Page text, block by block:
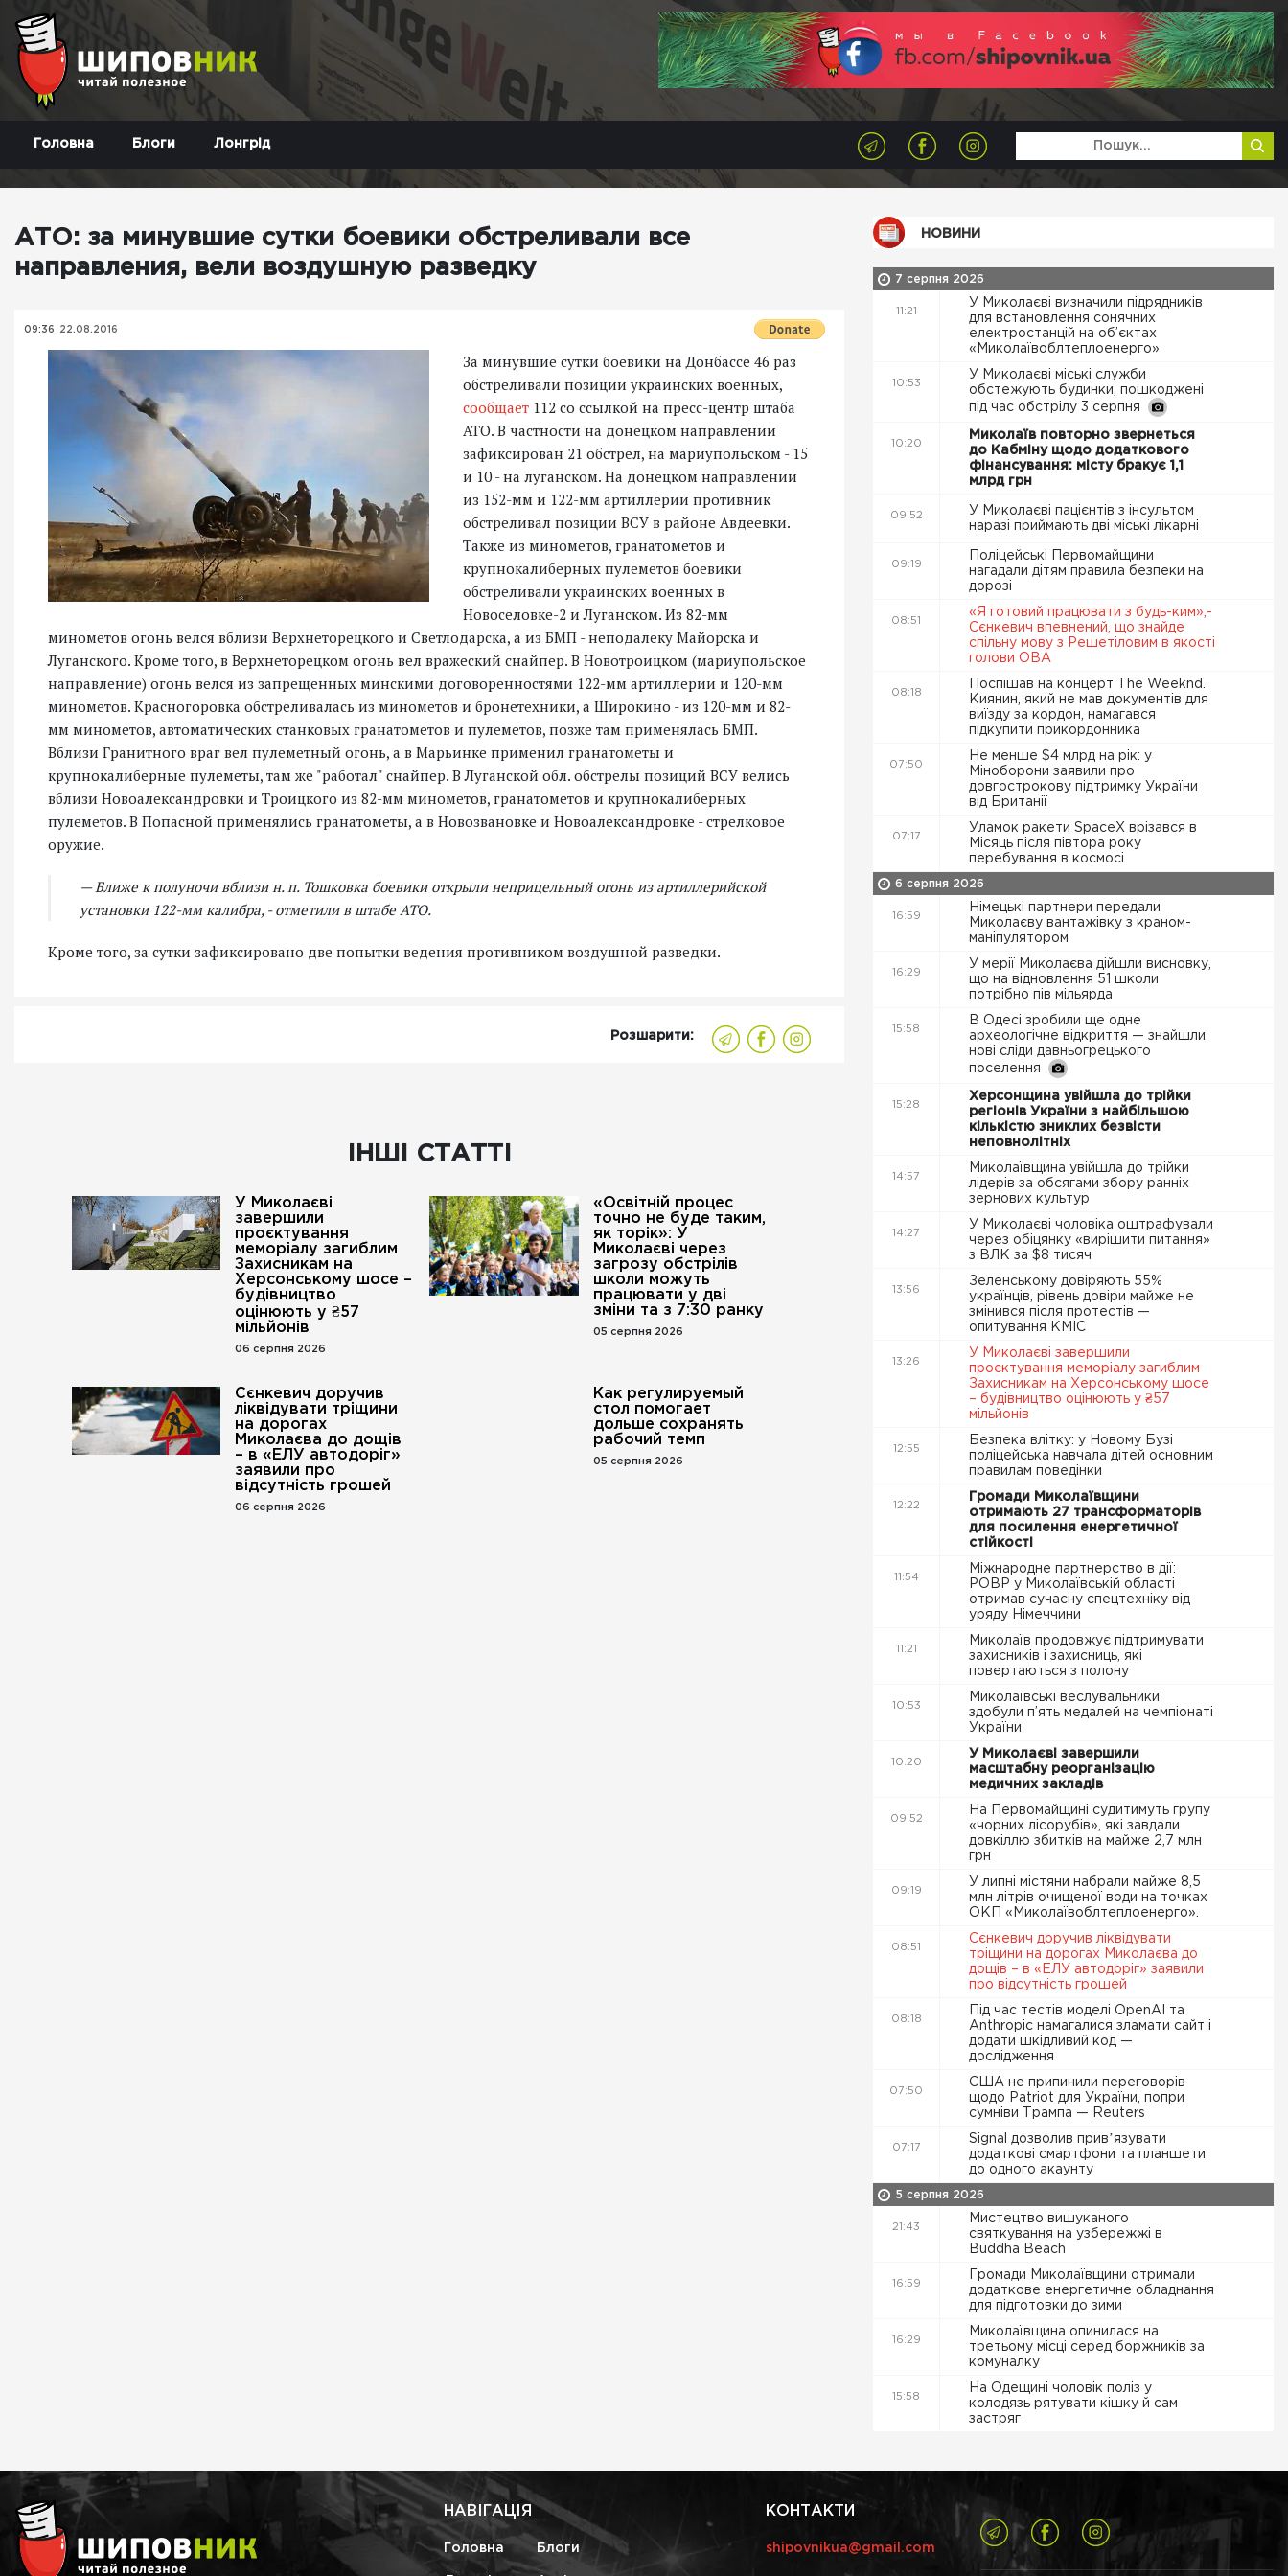
Головна Блоги Лонгрід
АТО: за минувшие сутки боевики обстреливали все
направления, вели воздушную разведку
09:36 22.08.2016
За минувшие сутки боевики на Донбассе 46 раз
обстреливали позиции украинских военных,
сообщает 112 со ссылкой на пресс-центр штаба
АТО. В частности на донецком направлении
зафиксирован 21 обстрел, на мариупольском - 15
и 10 - на луганском. На донецком направлении
из 152-мм и 122-мм артиллерии противник
обстреливал позиции ВСУ в районе Авдеевки.
Также из минометов, гранатометов и
крупнокалиберных пулеметов боевики
обстреливали украинских военных в
Новоселовке-2 и Луганском. Из 82-мм
минометов огонь велся вблизи Верхнеторецкого и Светлодарска, а из БМП - неподалеку Майорска и
Луганского. Кроме того, в Верхнеторецком огонь вел вражеский снайпер. В Новотроицком (мариупольское
направление) огонь велся из запрещенных минскими договоренностями 122-мм артиллерии и 120-мм
минометов. Красногоровка обстреливалась из минометов и бронетехники, а Широкино - из 120-мм и 82-
мм минометов, автоматических станковых гранатометов и пулеметов, позже там применялась БМП.
Вблизи Гранитного враг вел пулеметный огонь, а в Марьинке применил гранатометы и
крупнокалиберные пулеметы, там же "работал" снайпер. В Луганской обл. обстрелы позиций ВСУ велись
вблизи Новоалександровки и Троицкого из 82-мм минометов, гранатометов и крупнокалиберных
пулеметов. В Попасной применялись гранатометы, а в Новозвановке и Новоалександровке - стрелковое
оружие.
— Ближе к полуночи вблизи н. п. Тошковка боевики открыли неприцельный огонь из артиллерийской
установки 122-мм калибра, - отметили в штабе АТО.
Кроме того, за сутки зафиксировано две попытки ведения противником воздушной разведки.
Розшарити:
ІНШІ СТАТТІ
У Миколаєві
завершили
проєктування
меморіалу загиблим
Захисникам на
Херсонському шосе –
будівництво
оцінюють у ₴57
мільйонів
06 серпня 2026
«Освітній процес
точно не буде таким,
як торік»: У
Миколаєві через
загрозу обстрілів
школи можуть
працювати у дві
зміни та з 7:30 ранку
05 серпня 2026
Сєнкевич доручив
ліквідувати тріщини
на дорогах
Миколаєва до дощів
– в «ЕЛУ автодоріг»
заявили про
відсутність грошей
06 серпня 2026
Как регулируемый
стол помогает
дольше сохранять
рабочий темп
05 серпня 2026
НОВИНИ
7 серпня 2026
11:21
У Миколаєві визначили підрядників
для встановлення сонячних
електростанцій на об’єктах
«Миколаївоблтеплоенерго»
10:53
У Миколаєві міські служби
обстежують будинки, пошкоджені
під час обстрілу 3 серпня
10:20
Миколаїв повторно звернеться
до Кабміну щодо додаткового
фінансування: місту бракує 1,1
млрд грн
09:52
У Миколаєві пацієнтів з інсультом
наразі приймають дві міські лікарні
09:19
Поліцейські Первомайщини
нагадали дітям правила безпеки на
дорозі
08:51
«Я готовий працювати з будь-ким»,-
Сєнкевич впевнений, що знайде
спільну мову з Решетіловим в якості
голови ОВА
08:18
Поспішав на концерт The Weeknd.
Киянин, який не мав документів для
виїзду за кордон, намагався
підкупити прикордонника
07:50
Не менше $4 млрд на рік: у
Міноборони заявили про
довгострокову підтримку України
від Британії
07:17
Уламок ракети SpaceX врізався в
Місяць після півтора року
перебування в космосі
6 серпня 2026
16:59
Німецькі партнери передали
Миколаєву вантажівку з краном-
маніпулятором
16:29
У мерії Миколаєва дійшли висновку,
що на відновлення 51 школи
потрібно пів мільярда
15:58
В Одесі зробили ще одне
археологічне відкриття — знайшли
нові сліди давньогрецького
поселення
15:28
Херсонщина увійшла до трійки
регіонів України з найбільшою
кількістю зниклих безвісти
неповнолітніх
14:57
Миколаївщина увійшла до трійки
лідерів за обсягами збору ранніх
зернових культур
14:27
У Миколаєві чоловіка оштрафували
через обіцянку «вирішити питання»
з ВЛК за $8 тисяч
13:56
Зеленському довіряють 55%
українців, рівень довіри майже не
змінився після протестів —
опитування КМІС
13:26
У Миколаєві завершили
проєктування меморіалу загиблим
Захисникам на Херсонському шосе
– будівництво оцінюють у ₴57
мільйонів
12:55
Безпека влітку: у Новому Бузі
поліцейська навчала дітей основним
правилам поведінки
12:22
Громади Миколаївщини
отримають 27 трансформаторів
для посилення енергетичної
стійкості
11:54
Міжнародне партнерство в дії:
РОВР у Миколаївській області
отримав сучасну спецтехніку від
уряду Німеччини
11:21
Миколаїв продовжує підтримувати
захисників і захисниць, які
повертаються з полону
10:53
Миколаївські веслувальники
здобули п’ять медалей на чемпіонаті
України
10:20
У Миколаєві завершили
масштабну реорганізацію
медичних закладів
09:52
На Первомайщині судитимуть групу
«чорних лісорубів», які завдали
довкіллю збитків на майже 2,7 млн
грн
09:19
У липні містяни набрали майже 8,5
млн літрів очищеної води на точках
ОКП «Миколаївоблтеплоенерго».
08:51
Сєнкевич доручив ліквідувати
тріщини на дорогах Миколаєва до
дощів – в «ЕЛУ автодоріг» заявили
про відсутність грошей
08:18
Під час тестів моделі OpenAI та
Anthropic намагалися зламати сайт і
додати шкідливий код —
дослідження
07:50
США не припинили переговорів
щодо Patriot для України, попри
сумніви Трампа — Reuters
07:17
Signal дозволив привʼязувати
додаткові смартфони та планшети
до одного акаунту
5 серпня 2026
21:43
Мистецтво вишуканого
святкування на узбережжі в
Buddha Beach
16:59
Громади Миколаївщини отримали
додаткове енергетичне обладнання
для підготовки до зими
16:29
Миколаївщина опинилася на
третьому місці серед боржників за
комуналку
15:58
На Одещині чоловік поліз у
колодязь рятувати кішку й сам
застряг
НАВІГАЦІЯ
Головна Блоги
КОНТАКТИ
shipovnikua@gmail.com